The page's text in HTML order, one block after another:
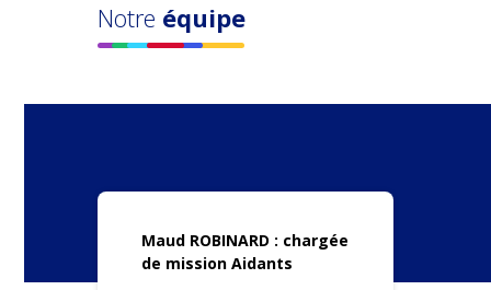
Notre équipe
Maud ROBINARD : chargée
de mission Aidants